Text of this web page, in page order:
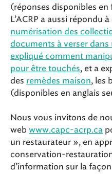
(réponses disponibles en
L’ACRP a aussi répondu
numérisation des
documents à verser
expliqué comment
pour être touchés, et a
des remèdes maison, les
(disponibles en anglais
Nous vous invitons de
web www.capc-acrp.ca
un restaurateur », en
conservation-
d’information sur la